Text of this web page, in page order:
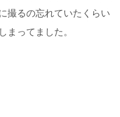
撮るの忘れていたくらい
まってました。